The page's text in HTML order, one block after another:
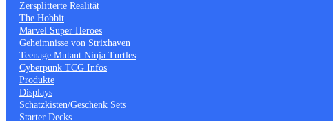
Zersplitterte Realität
The Hobbit
Marvel Super Heroes
Geheimnisse von Strixhaven
Teenage Mutant Ninja Turtles
Cyberpunk TCG Infos
Produkte
Displays
Schatzkisten/Geschenk Sets
Starter Decks